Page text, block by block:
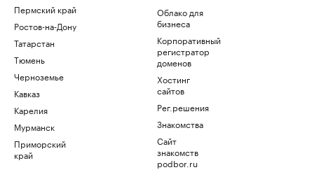
Пермский край
Ростов-на-Дону
Татарстан
Тюмень
Черноземье
Кавказ
Карелия
Мурманск
Приморский
край
Облако для
бизнеса
Корпоративный
регистратор
доменов
Хостинг
сайтов
Рег.решения
Знакомства
Сайт
знакомств
podbor.ru